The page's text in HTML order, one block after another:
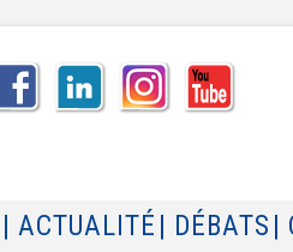
| ACTUALITÉ | DÉBATS